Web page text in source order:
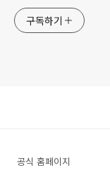
구독하기
공식 홈페이지